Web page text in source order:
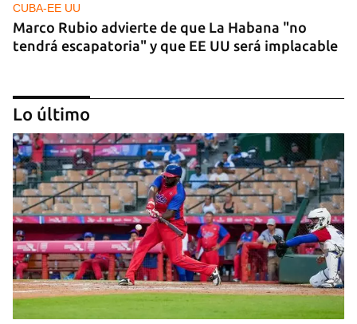
CUBA-EE UU
Marco Rubio advierte de que La Habana "no
tendrá escapatoria" y que EE UU será implacable
PODCAST
Cafecito informativo del viernes 7 de agosto de
2026
Lo último